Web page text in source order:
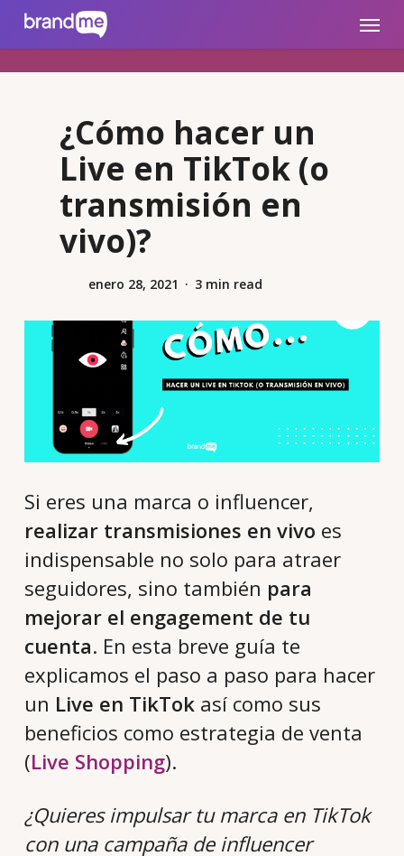
brandme.la Menu
¿Cómo hacer un
Live en TikTok (o
transmisión en
vivo)?
enero 28, 2021 3 min read
Si eres una marca o influencer,
realizar transmisiones en vivo es
indispensable no solo para atraer
seguidores, sino también para
mejorar el engagement de tu
cuenta. En esta breve guía te
explicamos el paso a paso para hacer
un Live en TikTokasí como sus
beneficios como estrategia de venta
(Live Shopping).
¿Quieres impulsar tu marca en TikTok
con una campaña de influencer